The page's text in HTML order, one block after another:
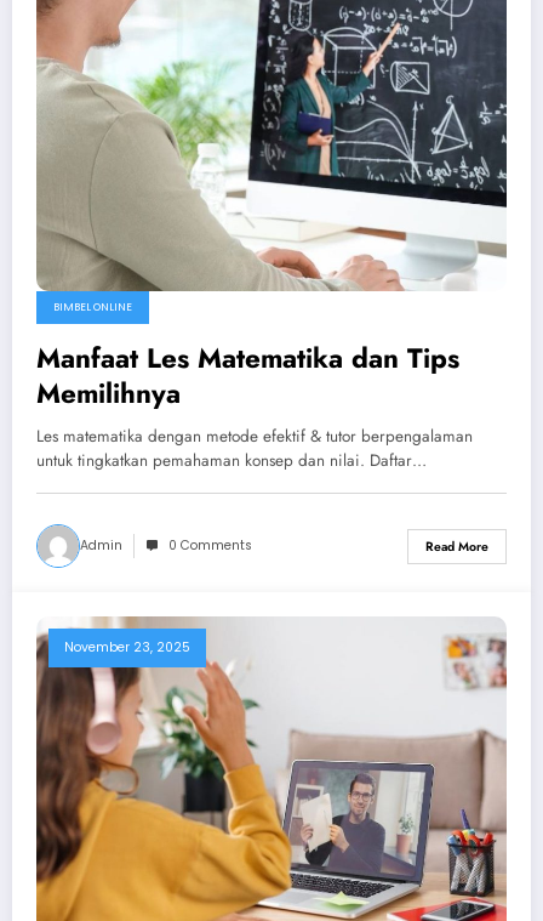
BIMBEL ONLINE
Manfaat Les Matematika dan Tips
Memilihnya
Les matematika dengan metode efektif & tutor berpengalaman
untuk tingkatkan pemahaman konsep dan nilai. Daftar…
Admin 0 Comments Read More
November 23, 2025